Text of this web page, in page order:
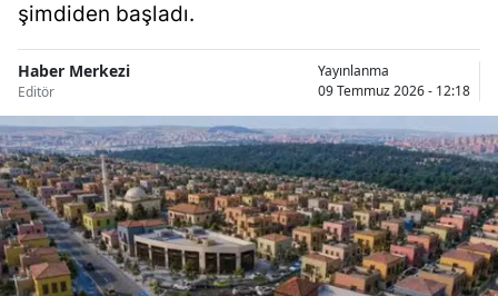
Bingöl
Bolu
Burdur
Bursa
Çanakkale
şimdiden başladı.
Haber Merkezi
Editör
Yayınlanma
09 Temmuz 2026 - 12:18